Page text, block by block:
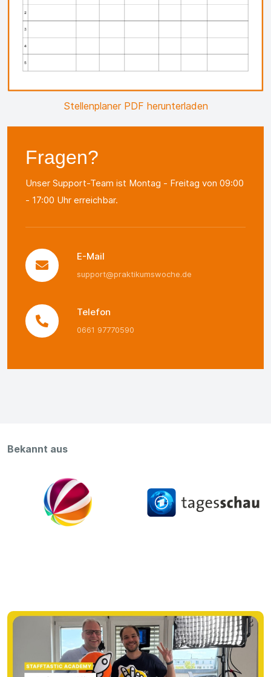
Stellenplaner PDF herunterladen
Fragen?
Unser Support-Team ist Montag - Freitag von 09:00
- 17:00 Uhr erreichbar.
E-Mail
support@praktikumswoche.de
Telefon
0661 97770590
Bekannt aus